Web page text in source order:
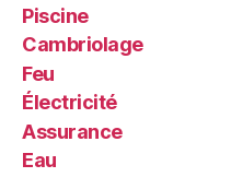
Piscine
Cambriolage
Feu
Électricité
Assurance
Eau